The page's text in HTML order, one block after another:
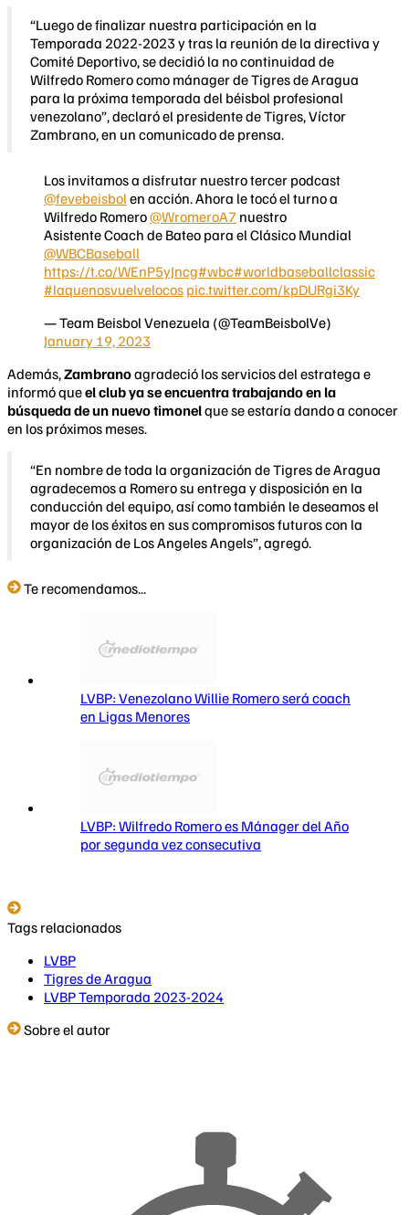
“Luego de finalizar nuestra participación en la
Temporada 2022-2023 y tras la reunión de la directiva y
Comité Deportivo, se decidió la no continuidad de
Wilfredo Romero como mánager de Tigres de Aragua
para la próxima temporada del béisbol profesional
venezolano”, declaró el presidente de Tigres, Víctor
Zambrano, en un comunicado de prensa.
Los invitamos a disfrutar nuestro tercer podcast
@fevebeisbol en acción. Ahora le tocó el turno a
Wilfredo Romero@WromeroA7 nuestro
Asistente Coach de Bateo para el Clásico Mundial
@WBCBaseball
https://t.co/WEnP5yJncg#wbc#worldbaseballclassic
#laquenosvuelvelocos pic.twitter.com/kpDURgi3Ky
— Team Beisbol Venezuela (@TeamBeisbolVe)
January 19, 2023
Además,Zambranoagradeció los servicios del estratega e
informó queel club ya se encuentra trabajando en la
búsqueda de un nuevo timonelque se estaría dando a conocer
en los próximos meses.
“En nombre de toda la organización de Tigres de Aragua
agradecemos a Romero su entrega y disposición en la
conducción del equipo, así como también le deseamos el
mayor de los éxitos en sus compromisos futuros con la
organización de Los Angeles Angels”, agregó.
Te recomendamos...
LVBP: Venezolano Willie Romero será coach
en Ligas Menores
LVBP: Wilfredo Romero es Mánager del Año
por segunda vez consecutiva
Tags relacionados
LVBP
Tigres de Aragua
LVBP Temporada 2023-2024
Sobre el autor